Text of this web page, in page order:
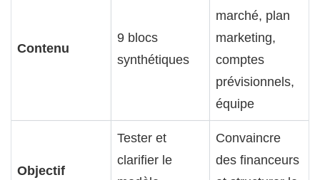
Contenu
9 blocs
synthétiques
marché, plan
marketing,
comptes
prévisionnels,
équipe
Objectif
Tester et
clarifier le
Convaincre
des financeurs